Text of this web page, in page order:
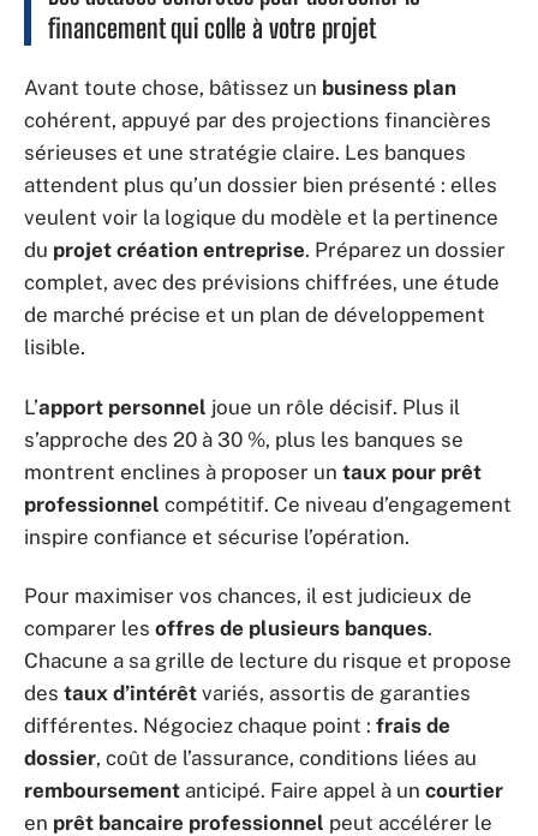
financement qui colle à votre projet
Avant toute chose, bâtissez un business plan
cohérent, appuyé par des projections financières
sérieuses et une stratégie claire. Les banques
attendent plus qu’un dossier bien présenté : elles
veulent voir la logique du modèle et la pertinence
du projet création entreprise. Préparez un dossier
complet, avec des prévisions chiffrées, une étude
de marché précise et un plan de développement
lisible.
L’apport personnel joue un rôle décisif. Plus il
s’approche des 20 à 30 %, plus les banques se
montrent enclines à proposer un taux pour prêt
professionnel compétitif. Ce niveau d’engagement
inspire confiance et sécurise l’opération.
Pour maximiser vos chances, il est judicieux de
comparer les offres de plusieurs banques.
Chacune a sa grille de lecture du risque et propose
des taux d’intérêt variés, assortis de garanties
différentes. Négociez chaque point : frais de
dossier, coût de l’assurance, conditions liées au
remboursement anticipé. Faire appel à un courtier
en prêt bancaire professionnel peut accélérer le